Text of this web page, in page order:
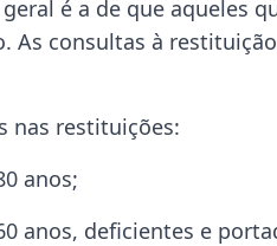
é a de que aqueles
As consultas à
nas restituições:
anos;
anos, deficientes e